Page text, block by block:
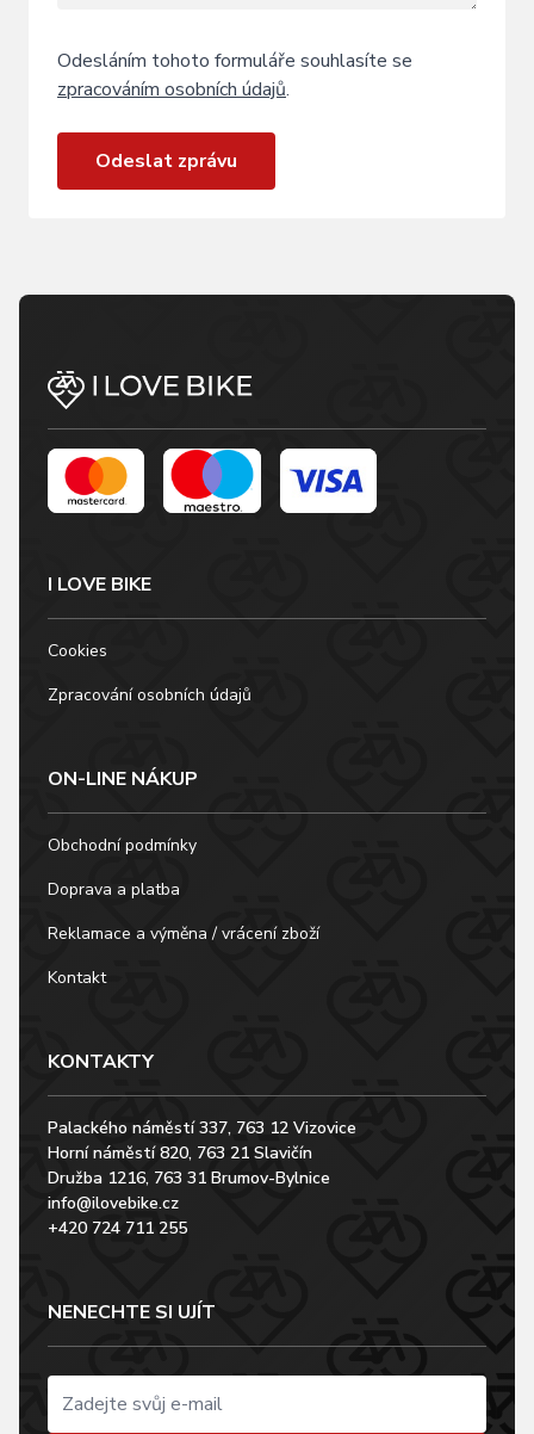
Odesláním tohoto formuláře souhlasíte se
zpracováním osobních údajů.
Odeslat zprávu
I LOVE BIKE
Cookies
Zpracování osobních údajů
ON-LINE NÁKUP
Obchodní podmínky
Doprava a platba
Reklamace a výměna / vrácení zboží
Kontakt
KONTAKTY
Palackého náměstí 337, 763 12 Vizovice
Horní náměstí 820, 763 21 Slavičín
Družba 1216, 763 31 Brumov-Bylnice
info@ilovebike.cz
+420 724 711 255
NENECHTE SI UJÍT